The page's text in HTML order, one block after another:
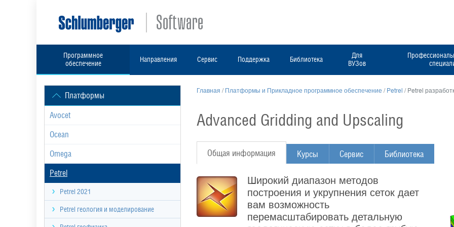
Программное
обеспечение
Направления Сервис Поддержка Библиотека
Для
ВУЗов
Платформы
Avocet
Ocean
Omega
Petrel
Petrel 2021
Petrel геология и моделирование
Главная /Платформы и Прикладное программное обеспечение /Petrel /Petrel
Advanced Gridding and Upscaling
Общая информация Курсы Сервис Библиотека
Широкий диапазон методов
построения и укрупнения сеток дает
вам возможность
перемасштабировать детальную